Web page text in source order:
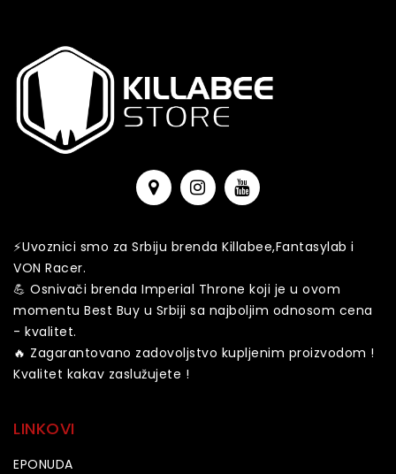
⚡️️Uvoznici smo za Srbiju brenda Killabee,Fantasylab i
VON Racer.
💪 Osnivači brenda Imperial Throne koji je u ovom
momentu Best Buy u Srbiji sa najboljim odnosom cena
- kvalitet.
🔥 Zagarantovano zadovoljstvo kupljenim proizvodom !
Kvalitet kakav zaslužujete !
LINKOVI
EPONUDA